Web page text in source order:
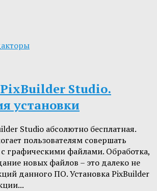
Studio.
установки
Studio абсолютно бесплатная.
пользователям совершать
графическими файлами. Обработка,
новых файлов – это далеко не
данного ПО. Установка PixBuilder